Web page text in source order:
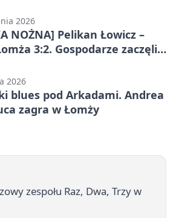
2026
NOŻNA] Pelikan Łowicz –
3:2. Gospodarze zaczęli
1 (Grupa I)
2026
blues pod Arkadami. Andrea
zagra w Łomży
zespołu Raz, Dwa, Trzy w